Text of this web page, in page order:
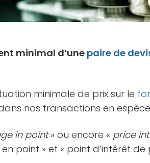
minimal d’unepaire de
minimale de prix sur le
nos transactions en
in point» ou encore « price
point » et « point d’intérêt de